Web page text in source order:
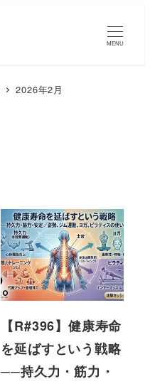
MENU
2026年2月
【R#396】健康寿命
を延ばすという戦略
──持久力・筋力・